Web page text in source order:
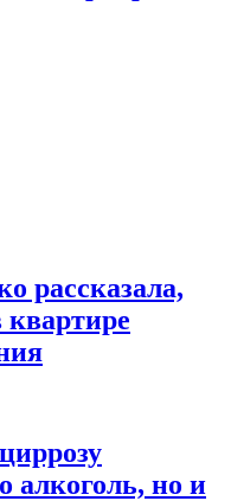
рассказала,
алкоголь, но и